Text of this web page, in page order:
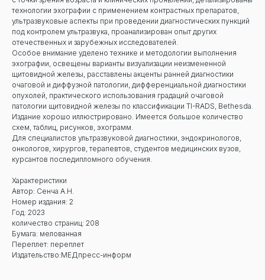
технологии эхографии с применением контрастных препаратов,
ультразвуковые аспекты при проведении диагностических пункций
под контролем ультразвука, проанализирован опыт других
отечественных и зарубежных исследователей.
Особое внимание уделено технике и методологии выполнения
эхографии, освещены варианты визуализации неизмененной
щитовидной железы, расставлены акценты ранней диагностики
очаговой и диффузной патологии, дифференциальной диагностики
опухолей, практического использования градаций очаговой
патологии щитовидной железы по классификации TI-RADS, Bethesda.
Издание хорошо иллюстрировано. Имеется большое количество
схем, таблиц, рисунков, эхограмм.
Для специалистов ультразвуковой диагностики, эндокринологов,
онкологов, хирургов, терапевтов, студентов медицинских вузов,
курсантов последипломного обучения.
Характеристики
Автор: Сенча А.Н.
Номер издания: 2
Год: 2023
количество страниц: 208
Бумага: мелованная
Переплет: переплет
Издательство:МЕДпресс-информ